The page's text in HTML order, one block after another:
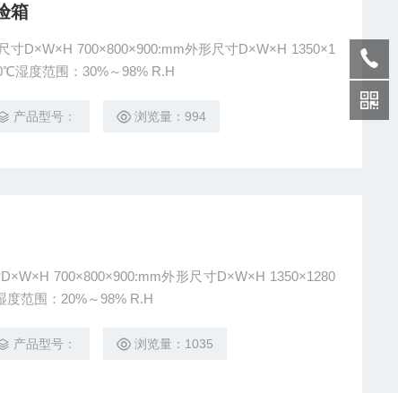
箱
尺寸D×W×H 1350×1
湿度范围：30%～98% R.H
产品型号： 浏览量：994
1350×1280
范围：20%～98% R.H
产品型号： 浏览量：1035